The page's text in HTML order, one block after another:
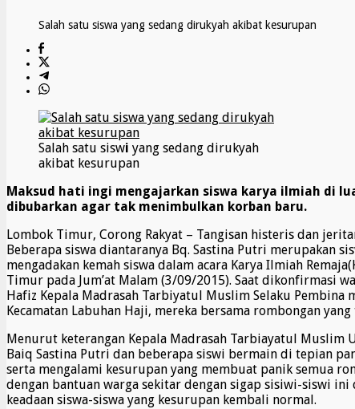
Salah satu siswa yang sedang dirukyah akibat kesurupan
Salah satu siswi yang sedang dirukyah
akibat kesurupan
Maksud hati ingi mengajarkan siswa karya ilmiah di
dibubarkan agar tak menimbulkan korban baru.
Lombok Timur, Corong Rakyat – Tangisan histeris dan
Beberapa siswa diantaranya Bq. Sastina Putri merupakan
mengadakan kemah siswa dalam acara Karya Ilmiah
Timur pada Jum’at Malam (3/09/2015). Saat dikonfirmasi
Hafiz Kepala Madrasah Tarbiyatul Muslim Selaku Pembina
Kecamatan Labuhan Haji, mereka bersama rombongan
Menurut keterangan Kepala Madrasah Tarbiayatul Muslim
Baiq Sastina Putri dan beberapa siswi bermain di tepian
serta mengalami kesurupan yang membuat panik semua
dengan bantuan warga sekitar dengan sigap sisiwi-siswi
keadaan siswa-siswa yang kesurupan kembali normal.